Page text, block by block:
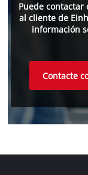
Puede
al cliente de
información
Contacte